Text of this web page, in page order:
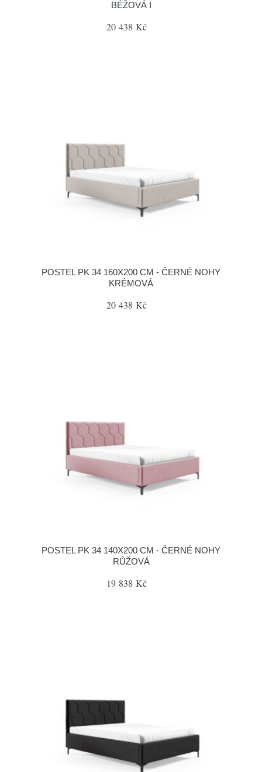
BÉŽOVÁ I
20 438 Kč
POSTEL PK 34 160X200 CM - ČERNÉ NOHY
KRÉMOVÁ
20 438 Kč
POSTEL PK 34 140X200 CM - ČERNÉ NOHY
RŮŽOVÁ
19 838 Kč